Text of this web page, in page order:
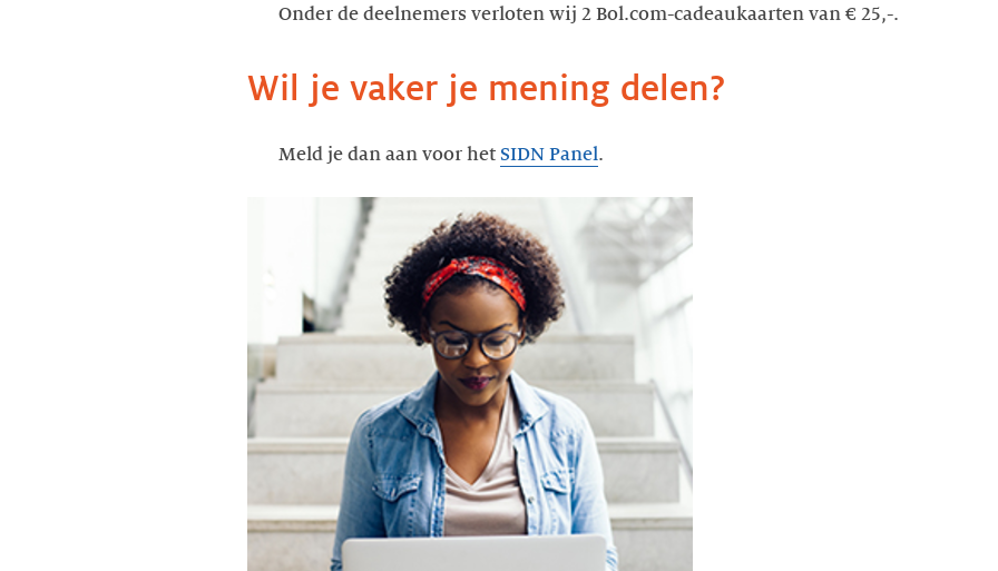
Onder de deelnemers verloten wij 2 Bol.com-cadeaukaarten van € 25,-.
Wil je vaker je mening delen?
Meld je dan aan voor het SIDN Panel .